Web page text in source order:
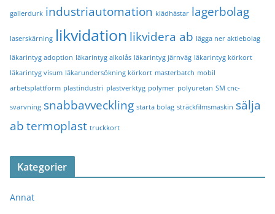
gallerdurk industriautomation klädhästar lagerbolag
laserskärning likvidation likvidera ab lägga ner aktiebolag
läkarintyg adoption läkarintyg alkolås läkarintyg järnväg läkarintyg körkort
läkarintyg visum läkarundersökning körkort masterbatch mobil
arbetsplattform plastindustri plastverktyg polymer polyuretan SM cnc-
svarvning snabbavveckling starta bolag sträckfilmsmaskin sälja
abtermoplast truckkort
Kategorier
Annat